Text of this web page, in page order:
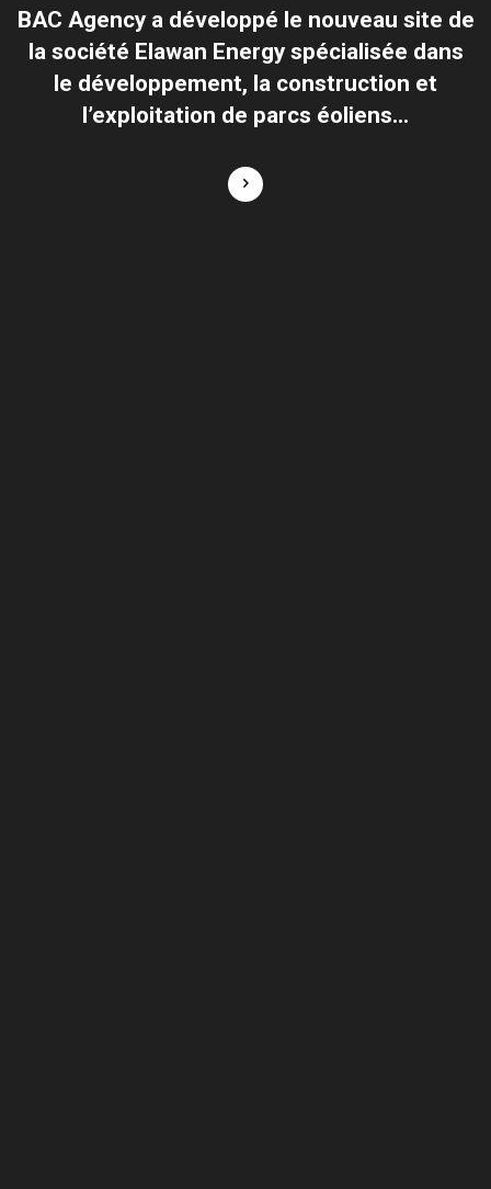
BAC Agency a développé le nouveau site de
la société Elawan Energy spécialisée dans
le développement, la construction et
l’exploitation de parcs éoliens…